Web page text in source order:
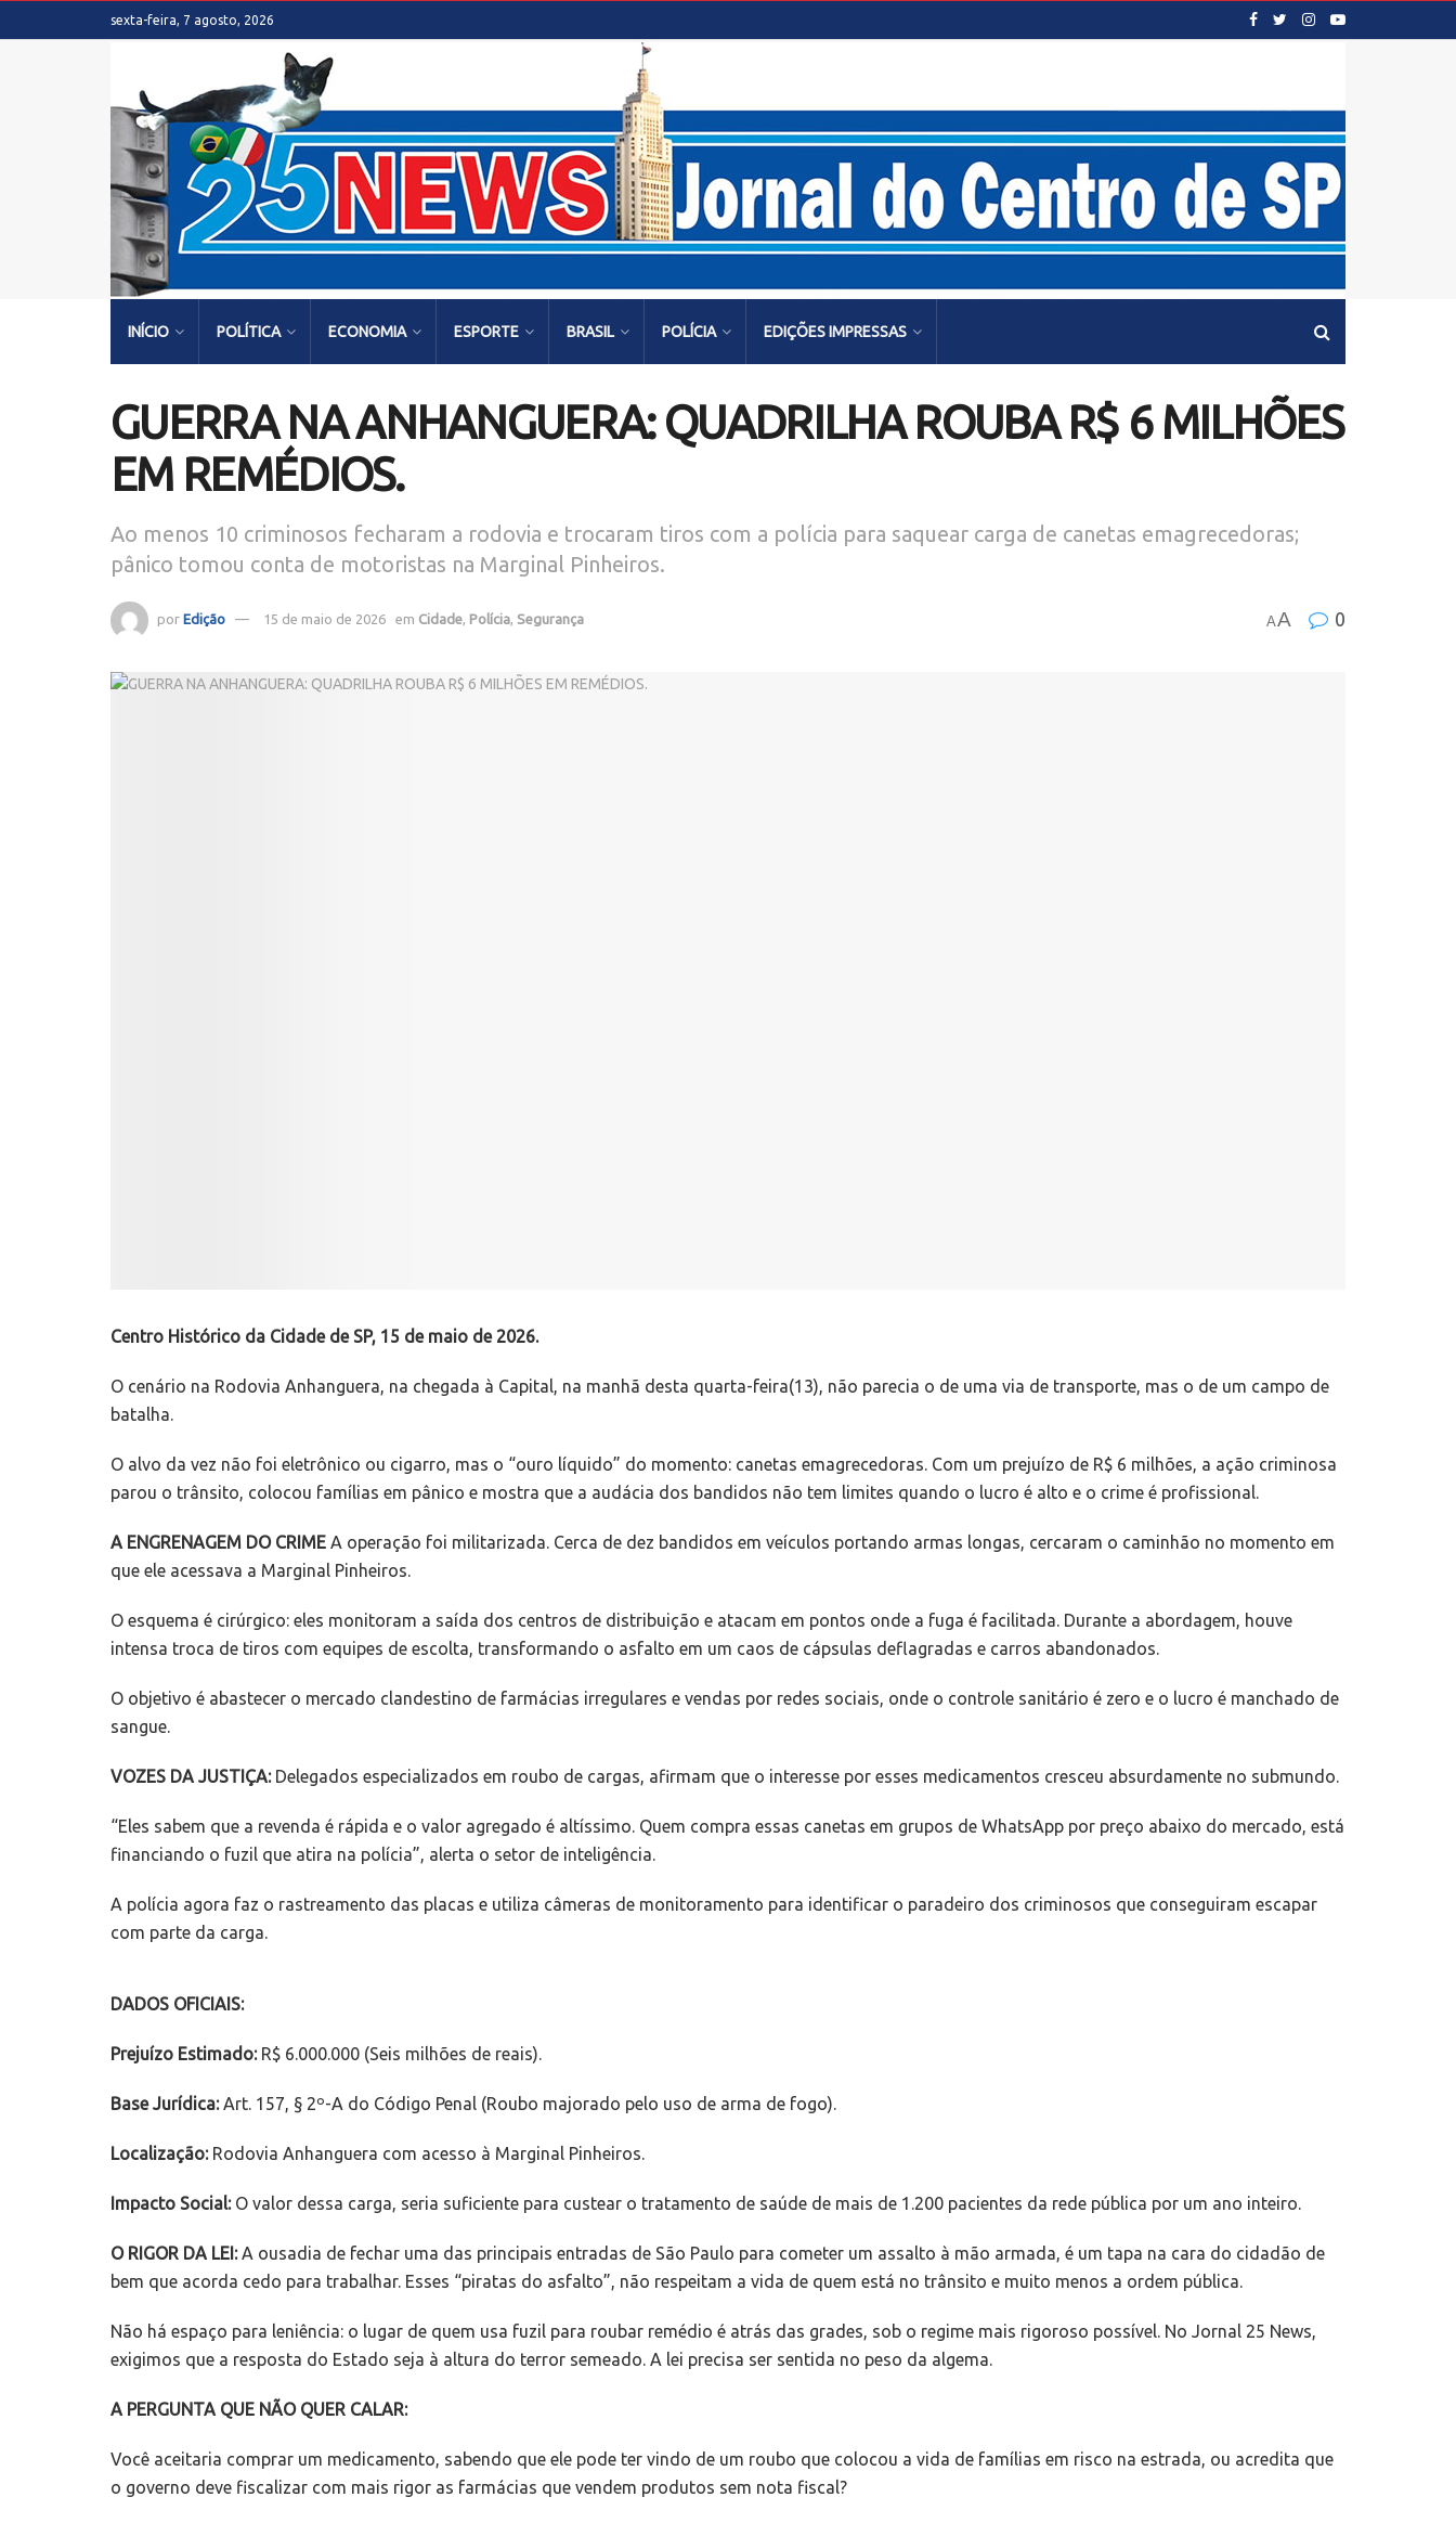
sexta-feira, 7 agosto, 2026
INÍCIO POLÍTICA ECONOMIA ESPORTE BRASIL POLÍCIA EDIÇÕES IMPRESSAS
GUERRA NA ANHANGUERA: QUADRILHA ROUBA R$ 6 MILHÕES
EM REMÉDIOS.
Ao menos 10 criminosos fecharam a rodovia e trocaram tiros com a polícia para saquear carga de canetas emagrecedoras;
pânico tomou conta de motoristas na Marginal Pinheiros.
por Edição 15 de maio de 2026 em Cidade Polícia Segurança AA 0
Centro Histórico da Cidade de SP, 15 de maio de 2026.
O cenário na Rodovia Anhanguera, na chegada à Capital, na manhã desta quarta-feira(13), não parecia o de uma via de transporte, mas o de um campo de
batalha.
O alvo da vez não foi eletrônico ou cigarro, mas o “ouro líquido” do momento: canetas emagrecedoras. Com um prejuízo de R$ 6 milhões, a ação criminosa
parou o trânsito, colocou famílias em pânico e mostra que a audácia dos bandidos não tem limites quando o lucro é alto e o crime é profissional.
A ENGRENAGEM DO CRIME A operação foi militarizada. Cerca de dez bandidos em veículos portando armas longas, cercaram o caminhão no momento em
que ele acessava a Marginal Pinheiros.
O esquema é cirúrgico: eles monitoram a saída dos centros de distribuição e atacam em pontos onde a fuga é facilitada. Durante a abordagem, houve
intensa troca de tiros com equipes de escolta, transformando o asfalto em um caos de cápsulas deflagradas e carros abandonados.
O objetivo é abastecer o mercado clandestino de farmácias irregulares e vendas por redes sociais, onde o controle sanitário é zero e o lucro é manchado de
sangue.
VOZES DA JUSTIÇA:Delegados especializados em roubo de cargas, afirmam que o interesse por esses medicamentos cresceu absurdamente no submundo.
“Eles sabem que a revenda é rápida e o valor agregado é altíssimo. Quem compra essas canetas em grupos de WhatsApp por preço abaixo do mercado, está
financiando o fuzil que atira na polícia”, alerta o setor de inteligência.
A polícia agora faz o rastreamento das placas e utiliza câmeras de monitoramento para identificar o paradeiro dos criminosos que conseguiram escapar
com parte da carga.
DADOS OFICIAIS:
Prejuízo Estimado:R$ 6.000.000 (Seis milhões de reais).
Base Jurídica:Art. 157, § 2º-A do Código Penal (Roubo majorado pelo uso de arma de fogo).
Localização:Rodovia Anhanguera com acesso à Marginal Pinheiros.
Impacto Social:O valor dessa carga, seria suficiente para custear o tratamento de saúde de mais de 1.200 pacientes da rede pública por um ano inteiro.
O RIGOR DA LEI:A ousadia de fechar uma das principais entradas de São Paulo para cometer um assalto à mão armada, é um tapa na cara do cidadão de
bem que acorda cedo para trabalhar. Esses “piratas do asfalto”, não respeitam a vida de quem está no trânsito e muito menos a ordem pública.
Não há espaço para leniência: o lugar de quem usa fuzil para roubar remédio é atrás das grades, sob o regime mais rigoroso possível. No Jornal 25 News,
exigimos que a resposta do Estado seja à altura do terror semeado. A lei precisa ser sentida no peso da algema.
A PERGUNTA QUE NÃO QUER CALAR:
Você aceitaria comprar um medicamento, sabendo que ele pode ter vindo de um roubo que colocou a vida de famílias em risco na estrada, ou acredita que
o governo deve fiscalizar com mais rigor as farmácias que vendem produtos sem nota fiscal?